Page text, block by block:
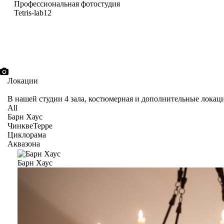
Профессиональная фотостудия
Tetris-lab12
Локации
В нашей студии 4 зала, костюмерная и дополнительные
All
Барн Хаус
ЧинквеТерре
Циклорама
Аквазона
Барн Хаус